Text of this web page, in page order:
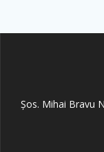
Șos. Mihai Bravu